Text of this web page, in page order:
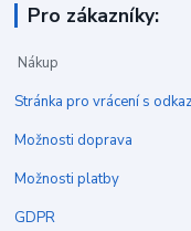
Pro zákazníky:
Nákup
Stránka pro vrácení s
Možnosti doprava
Možnosti platby
GDPR